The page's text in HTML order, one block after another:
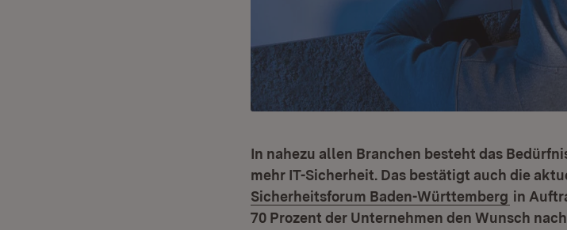
In nahezu allen Branchen besteht das
mehr IT-Sicherheit. Das bestätigt auch die
Sicherheitsforum Baden-Württemberg (Öffnet
in
70 Prozent der Unternehmen den Wunsch